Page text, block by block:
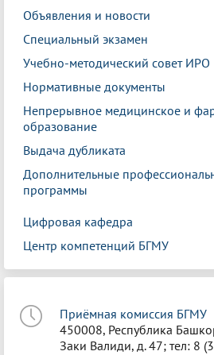
Объявления и новости
Специальный экзамен
Учебно-методический совет ИРО
Нормативные документы
Непрерывное медицинское и
образование
Выдача дубликата
Дополнительные
программы
Цифровая кафедра
Центр компетенций БГМУ
Приёмная комиссия БГМУ
450008, Республика
Заки Валиди, д. 47; тел: 8